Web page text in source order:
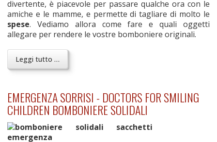
divertente, è piacevole per passare qualche ora con le
amiche e le mamme, e permette di tagliare di molto le
spese. Vediamo allora come fare e quali oggetti
allegare per rendere le vostre bomboniere originali.
Leggi tutto …
EMERGENZA SORRISI - DOCTORS FOR SMILING
CHILDREN BOMBONIERE SOLIDALI